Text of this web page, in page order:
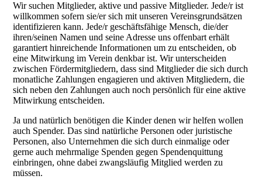
Wir suchen Mitglieder, aktive und passive Mitglieder. Jede/r ist
willkommen sofern sie/er sich mit unseren Vereinsgrundsätzen
identifizieren kann. Jede/r geschäftsfähige Mensch, die/der
ihren/seinen Namen und seine Adresse uns offenbart erhält
garantiert hinreichende Informationen um zu entscheiden, ob
eine Mitwirkung im Verein denkbar ist. Wir unterscheiden
zwischen Fördermitgliedern, dass sind Mitglieder die sich durch
monatliche Zahlungen engagieren und aktiven Mitgliedern, die
sich neben den Zahlungen auch noch persönlich für eine aktive
Mitwirkung entscheiden.
Ja und natürlich benötigen die Kinder denen wir helfen wollen
auch Spender. Das sind natürliche Personen oder juristische
Personen, also Unternehmen die sich durch einmalige oder
gerne auch mehrmalige Spenden gegen Spendenquittung
einbringen, ohne dabei zwangsläufig Mitglied werden zu
müssen.